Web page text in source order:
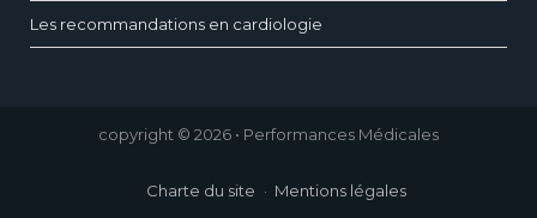
Les recommandations en cardiologie
copyright © 2026 • Performances Médicales
Charte du site Mentions légales